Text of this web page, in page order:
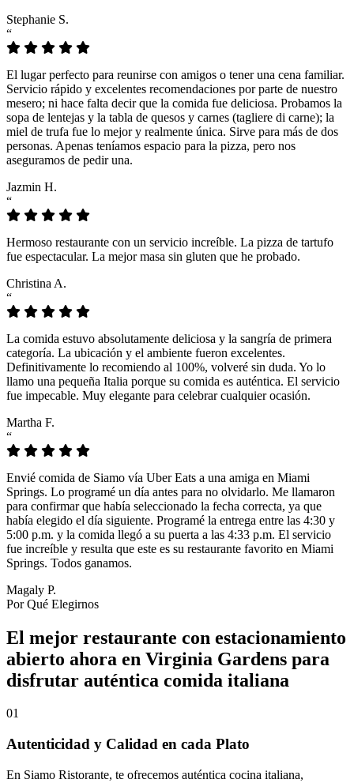
Stephanie S.
“
El lugar perfecto para reunirse con amigos o tener una cena familiar.
Servicio rápido y excelentes recomendaciones por parte de nuestro
mesero; ni hace falta decir que la comida fue deliciosa. Probamos la
sopa de lentejas y la tabla de quesos y carnes (tagliere di carne); la
miel de trufa fue lo mejor y realmente única. Sirve para más de dos
personas. Apenas teníamos espacio para la pizza, pero nos
aseguramos de pedir una.
Jazmin H.
“
Hermoso restaurante con un servicio increíble. La pizza de tartufo
fue espectacular. La mejor masa sin gluten que he probado.
Christina A.
“
La comida estuvo absolutamente deliciosa y la sangría de primera
categoría. La ubicación y el ambiente fueron excelentes.
Definitivamente lo recomiendo al 100%, volveré sin duda. Yo lo
llamo una pequeña Italia porque su comida es auténtica. El servicio
fue impecable. Muy elegante para celebrar cualquier ocasión.
Martha F.
“
Envié comida de Siamo vía Uber Eats a una amiga en Miami
Springs. Lo programé un día antes para no olvidarlo. Me llamaron
para confirmar que había seleccionado la fecha correcta, ya que
había elegido el día siguiente. Programé la entrega entre las 4:30 y
5:00 p.m. y la comida llegó a su puerta a las 4:33 p.m. El servicio
fue increíble y resulta que este es su restaurante favorito en Miami
Springs. Todos ganamos.
Magaly P.
Por Qué Elegirnos
El mejor restaurante con estacionamiento
abierto ahora en Virginia Gardens para
disfrutar auténtica comida italiana
01
Autenticidad y Calidad en cada Plato
En Siamo Ristorante, te ofrecemos auténtica cocina italiana,